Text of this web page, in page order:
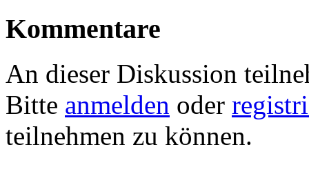
Kommentare
An dieser Diskussion
Bitte anmelden oder
teilnehmen zu können.